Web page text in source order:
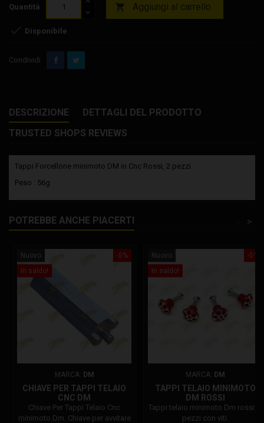
Quantità  Aggiungi al carrello
 Disponibile
Condividi
DESCRIZIONE
DETTAGLI DEL PRODOTTO
TRUSTED SHOPS REVIEWS
Tappi Forcellone minimoto DM in Cnc Rossi, 2 pezzi.
Peso : 56g
POTREBBE ANCHE PIACERTI >
-5%
Nuovo
In saldo!
MARCA: DM
CHIAVE PER TAPPI TELAIO
CNC DM
Chiave Per Tappi Telaio Cnc
minimoto Dm. Chiave per avvitare
-5%
Nuovo
In saldo!
MARCA: DM
TAPPI TELAIO MINIMOTO
DM ROSSI
Tappi telaio minimoto Dm rossi, 4
pezzi con viti.